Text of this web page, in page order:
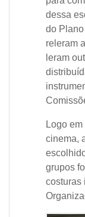
dessa
do
releram
leram
Logo
cinema,
grupos
costuras